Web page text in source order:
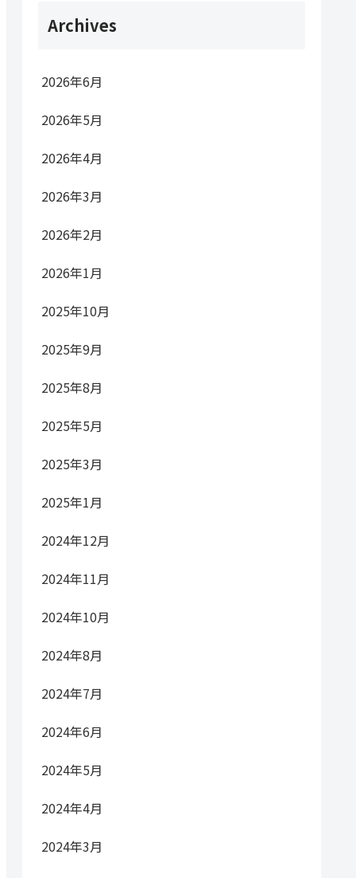
Archives
2026年6月
2026年5月
2026年4月
2026年3月
2026年2月
2026年1月
2025年10月
2025年9月
2025年8月
2025年5月
2025年3月
2025年1月
2024年12月
2024年11月
2024年10月
2024年8月
2024年7月
2024年6月
2024年5月
2024年4月
2024年3月